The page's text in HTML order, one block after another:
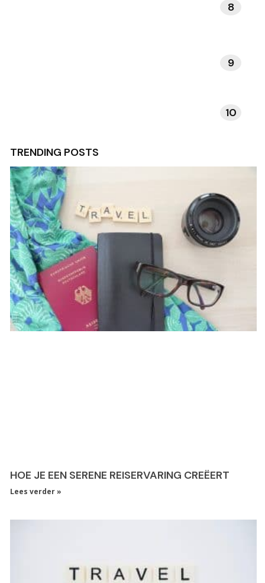
8
9
10
TRENDING POSTS
HOE JE EEN SERENE REISERVARING CREËERT
Lees verder »